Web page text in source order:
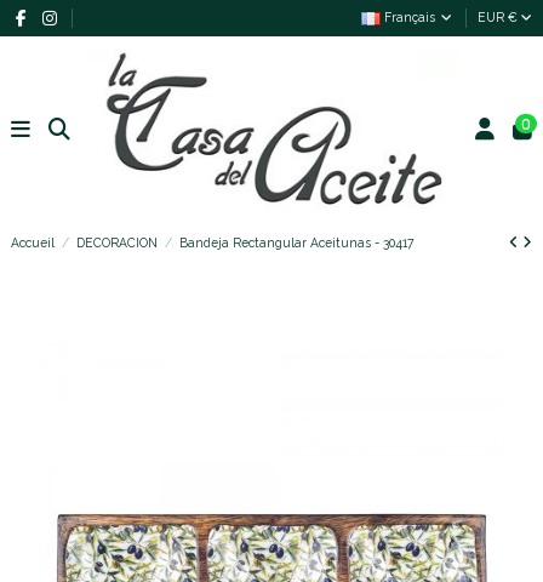
Français EUR €
0
Accueil DECORACION Bandeja Rectangular Aceitunas - 30417